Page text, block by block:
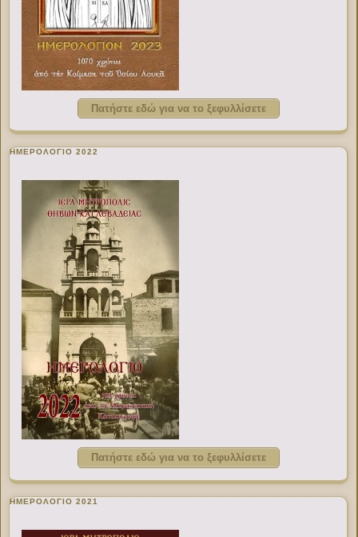
Πατήστε εδώ για να το ξεφυλλίσετε
ΗΜΕΡΟΛΟΓΙΟ 2022
Πατήστε εδώ για να το ξεφυλλίσετε
ΗΜΕΡΟΛΟΓΙΟ 2021